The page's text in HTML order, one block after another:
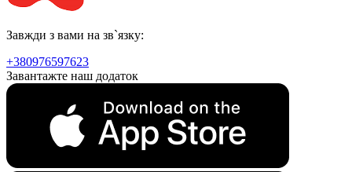
Завжди з вами на зв`язку:
+380976597623
Завантажте наш додаток